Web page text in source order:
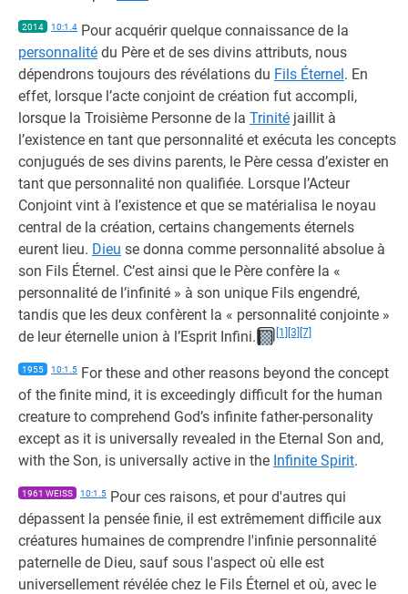
2014 10:1.4 Pour acquérir quelque connaissance de la
personnalité du Père et de ses divins attributs, nous
dépendrons toujours des révélations du Fils Éternel. En
effet, lorsque l’acte conjoint de création fut accompli,
lorsque la Troisième Personne de la Trinité jaillit à
l’existence en tant que personnalité et exécuta les concepts
conjugués de ses divins parents, le Père cessa d’exister en
tant que personnalité non qualifiée. Lorsque l’Acteur
Conjoint vint à l’existence et que se matérialisa le noyau
central de la création, certains changements éternels
eurent lieu. Dieu se donna comme personnalité absolue à
son Fils Éternel. C’est ainsi que le Père confère la «
personnalité de l’infinité » à son unique Fils engendré,
tandis que les deux confèrent la « personnalité conjointe »
de leur éternelle union à l’Esprit Infini.
[1] [3] [7]
1955 10:1.5 For these and other reasons beyond the concept
of the finite mind, it is exceedingly difficult for the human
creature to comprehend God’s infinite father-personality
except as it is universally revealed in the Eternal Son and,
with the Son, is universally active in the Infinite Spirit.
1961 WEISS 10:1.5 Pour ces raisons, et pour d'autres qui
dépassent la pensée finie, il est extrêmement difficile aux
créatures humaines de comprendre l'infinie personnalité
paternelle de Dieu, sauf sous l'aspect où elle est
universellement révélée chez le Fils Éternel et où, avec le